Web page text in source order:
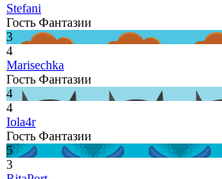
Stefani
Гость Фантазии
3
4
Marisechka
Гость Фантазии
4
4
Iola4r
Гость Фантазии
5
3